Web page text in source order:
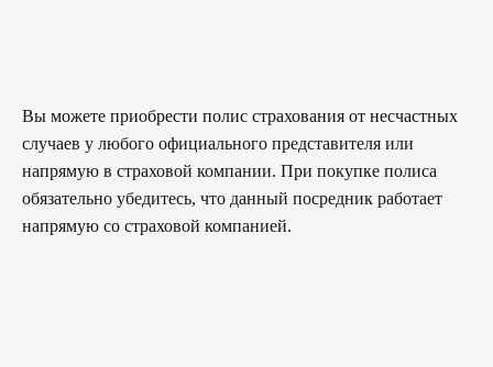
Вы можете приобрести полис страхования от несчастных
случаев у любого официального представителя или
напрямую в страховой компании. При покупке полиса
обязательно убедитесь, что данный посредник работает
напрямую со страховой компанией.